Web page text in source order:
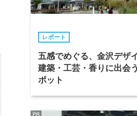
レポート
五感でめぐる、金沢デザ
建築・工芸・香りに出会
ポット
PR